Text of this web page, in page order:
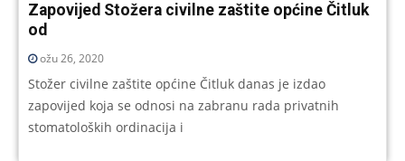
Zapovijed Stožera civilne zaštite općine Čitluk
od
ožu 26, 2020
Stožer civilne zaštite općine Čitluk danas je izdao
zapovijed koja se odnosi na zabranu rada privatnih
stomatoloških ordinacija i